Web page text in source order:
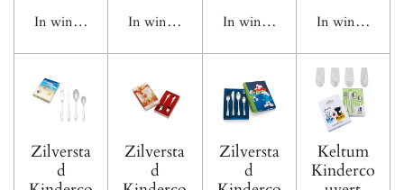
In winkelwagen In winkelwagen In winkelwagen In
Zilversta
d
Zilversta
d
Zilversta
d
Keltum
Kinderco